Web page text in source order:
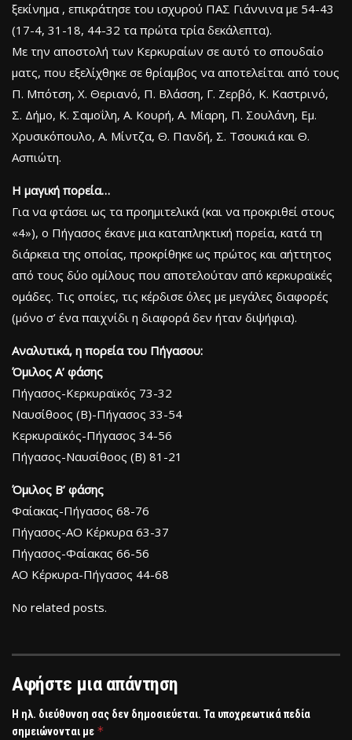
ξεκίνημα , επικράτησε του ισχυρού ΠΑΣ Γιάννινα με 54-43
(17-4, 31-18, 44-32 τα πρώτα τρία δεκάλεπτα).
Με την αποστολή των Κερκυραίων σε αυτό το σπουδαίο
ματς, που εξελίχθηκε σε θρίαμβος να αποτελείται από τους
Π. Μπότση, Χ. Θεριανό, Π. Βλάσση, Γ. Ζερβό, Κ. Καστρινό,
Σ. Δήμο, Κ. Σαμοΐλη, Α. Κουρή, Α. Μίαρη, Π. Σουλάνη, Εμ.
Χρυσικόπουλο, Α. Μίντζα, Θ. Πανδή, Σ. Τσουκιά και Θ.
Ασπιώτη.
Η μαγική πορεία…
Για να φτάσει ως τα προημιτελικά (και να προκριθεί στους
«4»), ο Πήγασος έκανε μια καταπληκτική πορεία, κατά τη
διάρκεια της οποίας, προκρίθηκε ως πρώτος και αήττητος
από τους δύο ομίλους που αποτελούταν από κερκυραϊκές
ομάδες. Τις οποίες, τις κέρδισε όλες με μεγάλες διαφορές
(μόνο σ’ ένα παιχνίδι η διαφορά δεν ήταν διψήφια).
Αναλυτικά, η πορεία του Πήγασου:
Όμιλος Α’ φάσης
Πήγασος-Κερκυραϊκός 73-32
Ναυσίθοος (Β)-Πήγασος 33-54
Κερκυραϊκός-Πήγασος 34-56
Πήγασος-Ναυσίθοος (Β) 81-21
Όμιλος Β’ φάσης
Φαίακας-Πήγασος 68-76
Πήγασος-ΑΟ Κέρκυρα 63-37
Πήγασος-Φαίακας 66-56
ΑΟ Κέρκυρα-Πήγασος 44-68
No related posts.
Αφήστε μια απάντηση
Η ηλ. διεύθυνση σας δεν δημοσιεύεται. Τα υποχρεωτικά πεδία
σημειώνονται με *